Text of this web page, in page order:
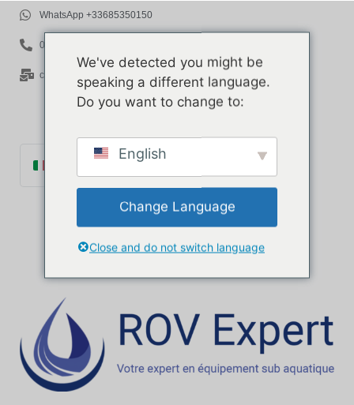
WhatsApp +33685350150
06 85 35 01 50
contact@rov-expert.com
Français
Español
Português
Deutsch
Ελληνικά
We've detected you might be
speaking a different language.
Do you want to change to:
English
Change Language
Close and do not switch language